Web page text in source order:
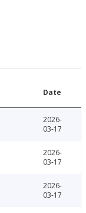
Date
2026-
03-17
2026-
03-17
2026-
03-17